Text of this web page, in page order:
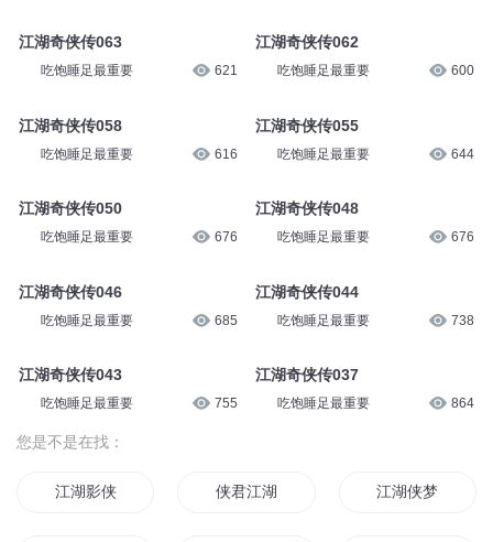
江湖奇侠传063
吃饱睡足最重要 621
江湖奇侠传058
吃饱睡足最重要 616
江湖奇侠传050
吃饱睡足最重要 676
江湖奇侠传046
吃饱睡足最重要 685
江湖奇侠传043
吃饱睡足最重要 755
江湖奇侠传062
吃饱睡足最重要 600
江湖奇侠传055
吃饱睡足最重要 644
江湖奇侠传048
吃饱睡足最重要 676
江湖奇侠传044
吃饱睡足最重要 738
江湖奇侠传037
吃饱睡足最重要 864
您是不是在找：
江湖影侠 侠君江湖 江湖侠梦